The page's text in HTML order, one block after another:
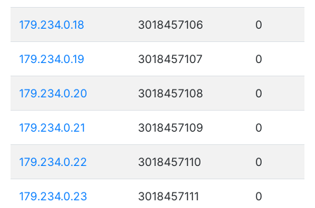
179.234.0.18 3018457106 0
179.234.0.19 3018457107 0
179.234.0.20 3018457108 0
179.234.0.21 3018457109 0
179.234.0.22 3018457110 0
179.234.0.23 3018457111 0